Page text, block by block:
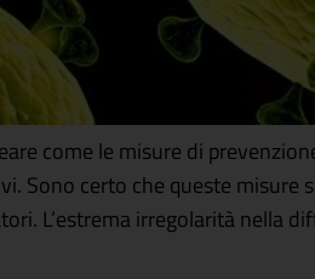
come le misure di
Sono certo che queste
L’estrema irregolarità nella